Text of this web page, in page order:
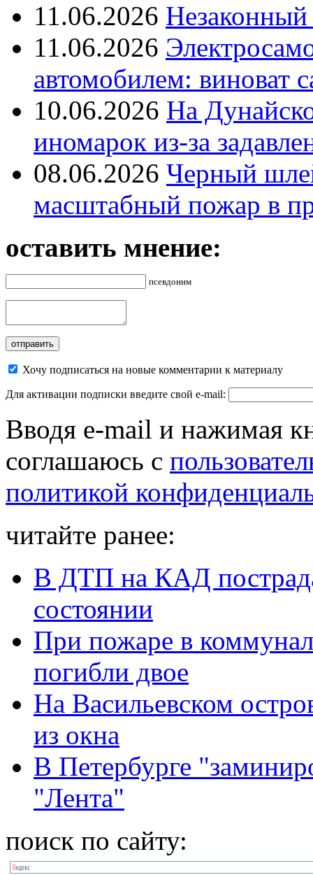
11.06.2026
11.06.2026
автомобилем: виноват
10.06.2026 На
иномарок из-за
08.06.2026 Черный
масштабный пожар в
оставить мнение:
псевдоним
Хочу подписаться на новые комментарии к материалу
Для активации подписки введите свой e-mail:
Вводя e-mail и нажимая
соглашаюсь с
политикой
читайте ранее:
В ДТП на КАД
состоянии
При пожаре в
погибли двое
На Васильевском
из окна
В Петербурге
"Лента"
поиск по сайту: